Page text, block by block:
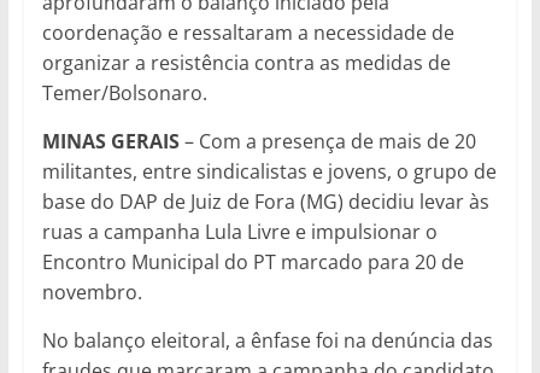
coordenação e ressaltaram a necessidade de
organizar a resistência contra as medidas de
Temer/Bolsonaro.
MINAS GERAIS– Com a presença de mais de 20
militantes, entre sindicalistas e jovens, o grupo de
base do DAP de Juiz de Fora (MG) decidiu levar às
ruas a campanha Lula Livre e impulsionar o
Encontro Municipal do PT marcado para 20 de
novembro.
No balanço eleitoral, a ênfase foi na denúncia das